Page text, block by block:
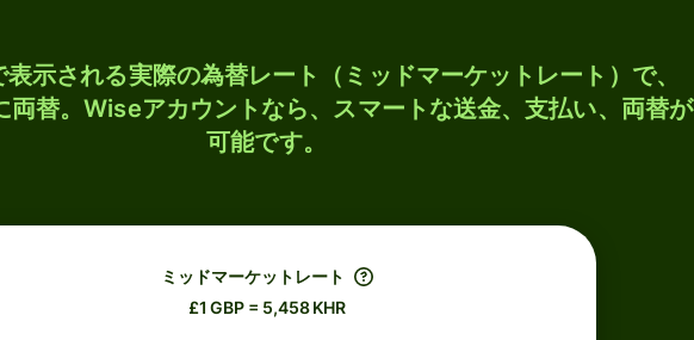
示される実際の為替レート（ミッドマーケットレート）で、
両替。Wiseアカウントなら、スマートな送金、支払い、両替が
可能です。
ミッドマーケットレート
£1 GBP = 5,458 KHR